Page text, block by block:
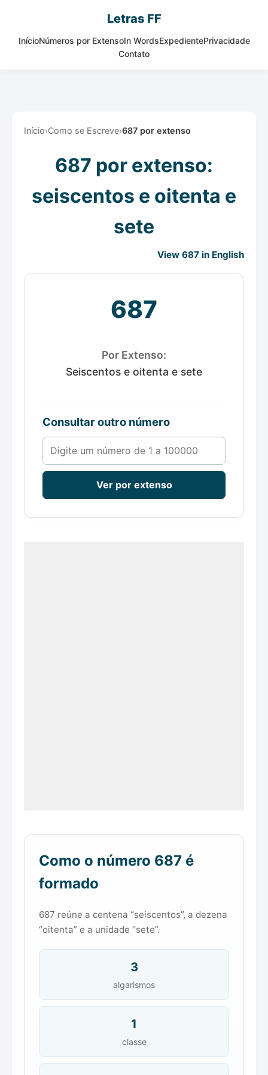
Letras FF
InícioNúmeros por ExtensoIn WordsExpedientePrivacidade
Contato
Início›Como se Escreve›687 por extenso
687 por extenso:
seiscentos e oitenta e
sete
View 687 in English
687
Por Extenso:
Seiscentos e oitenta e sete
Consultar outro número
Número de 1 a 100000
Ver por extenso
Como o número 687 é
formado
687 reúne a centena “seiscentos”, a dezena
“oitenta” e a unidade “sete”.
3
algarismos
1
classe